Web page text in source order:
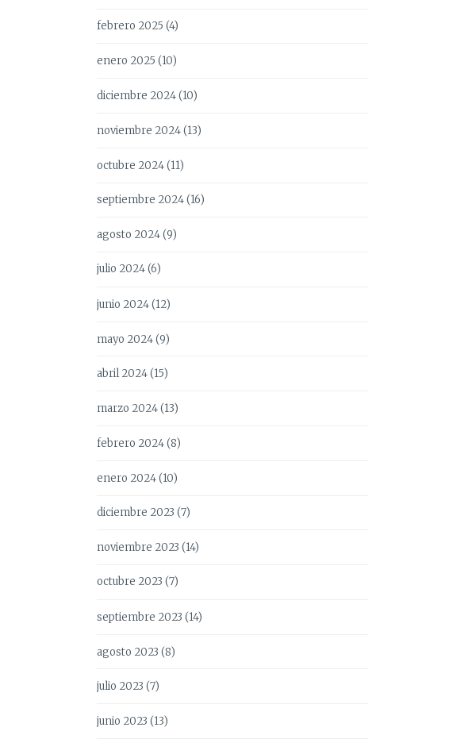
febrero 2025 (4)
enero 2025 (10)
diciembre 2024(10)
noviembre 2024(13)
octubre 2024(11)
septiembre 2024(16)
agosto 2024(9)
julio 2024(6)
junio 2024(12)
mayo 2024(9)
abril 2024(15)
marzo 2024(13)
febrero 2024(8)
enero 2024(10)
diciembre 2023 (7)
noviembre 2023 (14)
octubre 2023 (7)
septiembre 2023 (14)
agosto 2023 (8)
julio 2023 (7)
junio 2023 (13)